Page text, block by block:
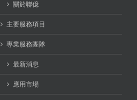
關於聯億
主要服務項目
專業服務團隊
最新消息
應用市場